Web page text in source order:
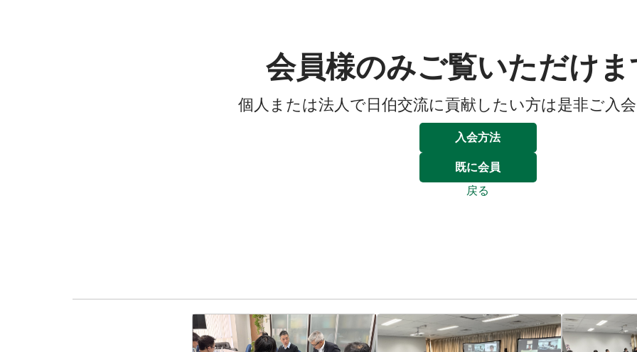
会員様のみご覧いただけ
個人または法人で日伯交流に貢献したい方は是非ご入
入会方法
既に会員
戻る